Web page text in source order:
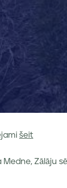
šeit
Zālāju